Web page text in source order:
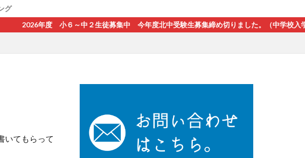
トト
グ
年度 小６～中２生徒募集中 今年度北中受験生募集締め切りました。（中学校入学後も
いてもらって